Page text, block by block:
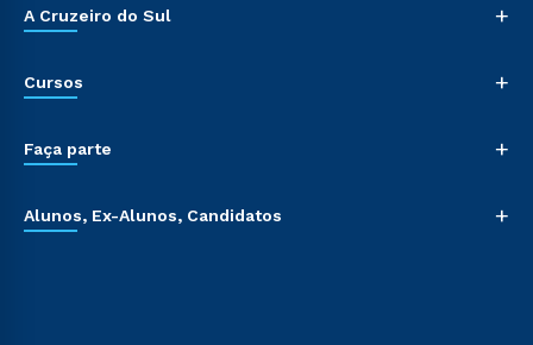
A Cruzeiro do Sul +
Cursos +
Faça parte +
Alunos, Ex-Alunos, Candidatos +